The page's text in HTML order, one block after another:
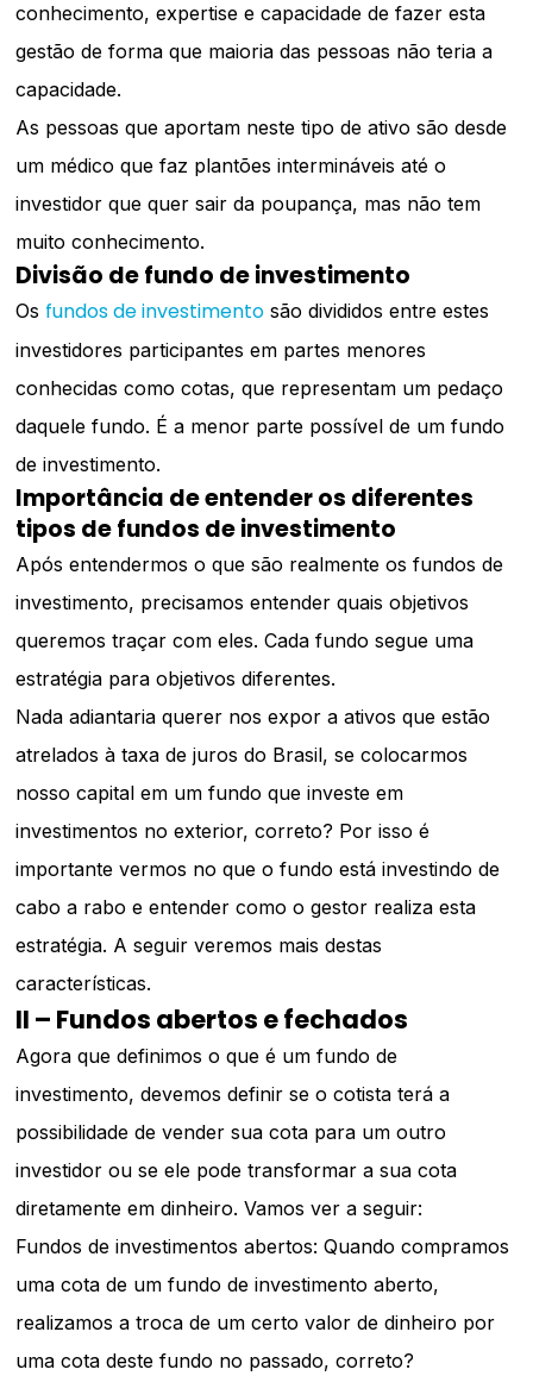
conhecimento, expertise e capacidade de fazer esta
gestão de forma que maioria das pessoas não teria a
capacidade.
As pessoas que aportam neste tipo de ativo são desde
um médico que faz plantões intermináveis até o
investidor que quer sair da poupança, mas não tem
muito conhecimento.
Divisão de fundo de investimento
Os fundos de investimentosão divididos entre estes
investidores participantes em partes menores
conhecidas como cotas, que representam um pedaço
daquele fundo. É a menor parte possível de um fundo
de investimento.
Importância de entender os diferentes
tipos de fundos de investimento
Após entendermos o que são realmente os fundos de
investimento, precisamos entender quais objetivos
queremos traçar com eles. Cada fundo segue uma
estratégia para objetivos diferentes.
Nada adiantaria querer nos expor a ativos que estão
atrelados à taxa de juros do Brasil, se colocarmos
nosso capital em um fundo que investe em
investimentos no exterior, correto? Por isso é
importante vermos no que o fundo está investindo de
cabo a rabo e entender como o gestor realiza esta
estratégia. A seguir veremos mais destas
características.
II – Fundos abertos e fechados
Agora que definimos o que é um fundo de
investimento, devemos definir se o cotista terá a
possibilidade de vender sua cota para um outro
investidor ou se ele pode transformar a sua cota
diretamente em dinheiro. Vamos ver a seguir:
Fundos de investimentos abertos: Quando compramos
uma cota de um fundo de investimento aberto,
realizamos a troca de um certo valor de dinheiro por
uma cota deste fundo no passado, correto?